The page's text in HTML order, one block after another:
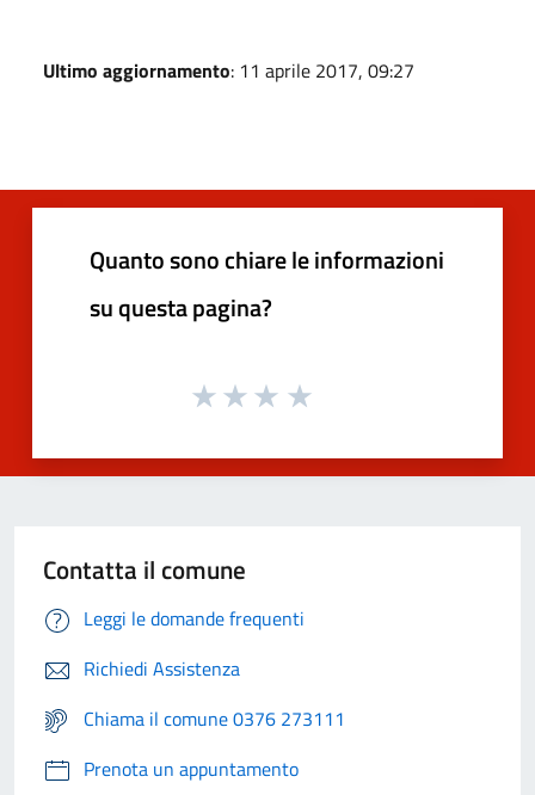
Ultimo aggiornamento: 11 aprile 2017, 09:27
Quanto sono chiare le informazioni
su questa pagina?
Contatta il comune
Leggi le domande frequenti
Richiedi Assistenza
Chiama il comune 0376 273111
Prenota un appuntamento